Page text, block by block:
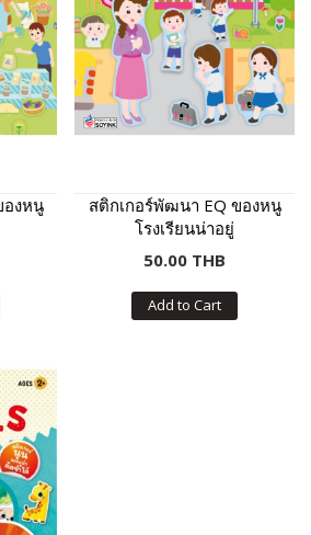
งหนู
สติกเกอร์พัฒนา EQ ของหนู
โรงเรียนน่าอยู่
50.00 THB
Add to Cart